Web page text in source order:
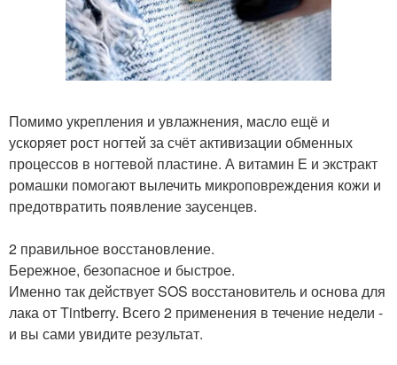
Помимо укрепления и увлажнения, масло ещё и
ускоряет рост ногтей за счёт активизации обменных
процессов в ногтевой пластине. А витамин Е и экстракт
ромашки помогают вылечить микроповреждения кожи и
предотвратить появление заусенцев.
2 правильное восстановление.
Бережное, безопасное и быстрое.
Именно так действует SOS восстановитель и основа для
лака от Tintberry. Всего 2 применения в течение недели -
и вы сами увидите результат.